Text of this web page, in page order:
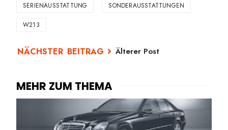
SERIENAUSSTATTUNG SONDERAUSSTATTUNGEN
W213
Älterer Post